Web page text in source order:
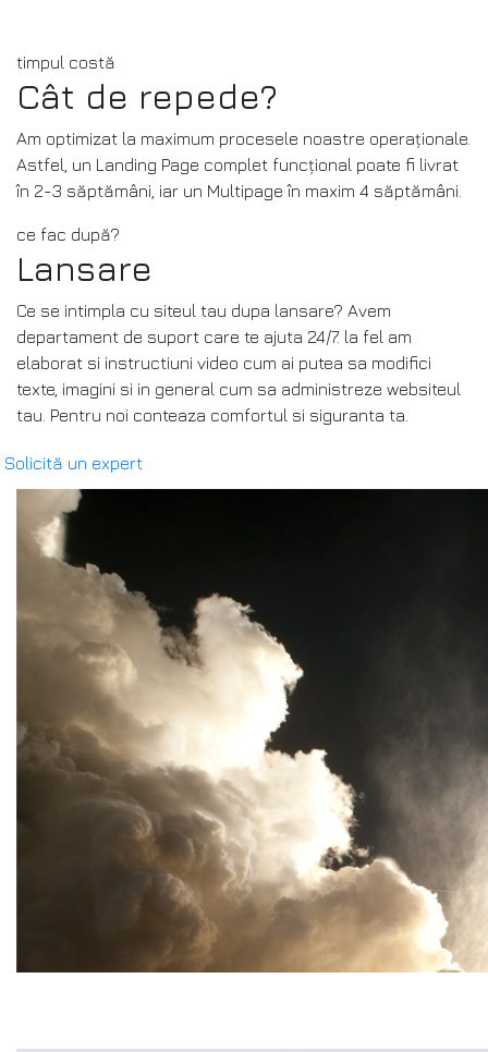
timpul costă
Cât de repede?
Am optimizat la maximum procesele noastre operaționale.
Astfel, un Landing Page complet funcțional poate fi livrat
în 2-3 săptămâni, iar un Multipage în maxim 4 săptămâni.
ce fac după?
Lansare
Ce se intimpla cu siteul tau dupa lansare? Avem
departament de suport care te ajuta 24/7. la fel am
elaborat si instructiuni video cum ai putea sa modifici
texte, imagini si in general cum sa administreze websiteul
tau. Pentru noi conteaza comfortul si siguranta ta.
Solicită un expert